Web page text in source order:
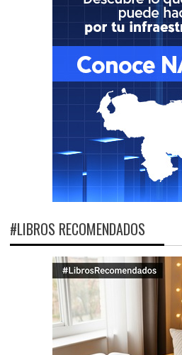
#LIBROS RECOMENDADOS